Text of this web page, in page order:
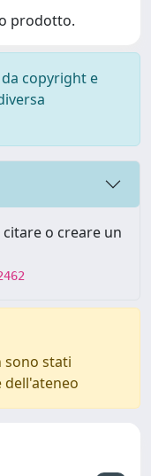
prodotto.
copyright e
o creare un
sono stati